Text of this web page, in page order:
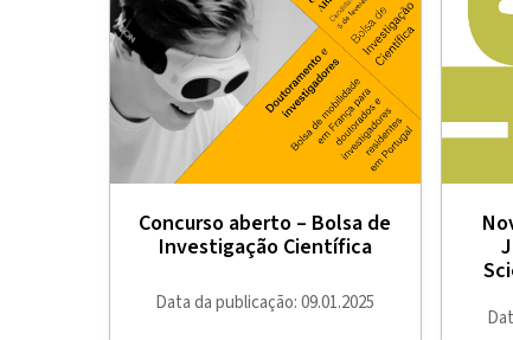
Concurso aberto – Bolsa de
Investigação Científica
Data da publicação: 09.01.2025